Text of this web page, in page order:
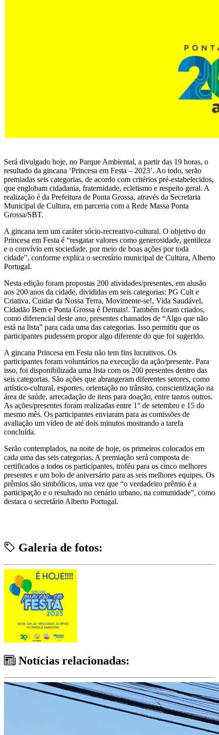
Será divulgado hoje, no Parque Ambiental, a partir das 19 horas, o
resultado da gincana ‘Princesa em Festa – 2023’. Ao todo, serão
premiadas seis categorias, de acordo com critérios pré-estabelecidos,
que englobam cidadania, fraternidade, ecletismo e respeito geral. A
realização é da Prefeitura de Ponta Grossa, através da Secretaria
Municipal de Cultura, em parceria com a Rede Massa Ponta
Grossa/SBT.
A gincana tem um caráter sócio-recreativo-cultural. O objetivo do
Princesa em Festa é “resgatar valores como generosidade, gentileza
e o convívio em sociedade, por meio de boas ações por toda
cidade”, conforme explica o secretário municipal de Cultura, Alberto
Portugal.
Nesta edição foram propostas 200 atividades/presentes, em alusão
aos 200 anos da cidade, divididas em seis categorias: PG Cult e
Criativa, Cuidar da Nossa Terra, Movimente-se!, Vida Saudável,
Cidadão Bem e Ponta Grossa é Demais!. Também foram criados,
como diferencial deste ano, presentes chamados de “Algo que não
está na lista” para cada uma das categorias. Isso permitiu que os
participantes pudessem propor algo diferente do que foi sugerido.
A gincana Princesa em Festa não tem fins lucrativos. Os
participantes foram voluntários na execução da ação/presente. Para
isso, foi disponibilizada uma lista com os 200 presentes dentro das
seis categorias. São ações que abrangeram diferentes setores, como
artístico-cultural, esportes, orientação no trânsito, conscientização na
área de saúde, arrecadação de itens para doação, entre tantos outros.
As ações/presentes foram realizadas entre 1° de setembro e 15 do
mesmo mês. Os participantes enviaram para as comissões de
avaliação um vídeo de até dois minutos mostrando a tarefa
concluída.
Serão contemplados, na noite de hoje, os primeiros colocados em
cada uma das seis categorias. A premiação será composta de
certificados a todos os participantes, troféu para os cinco melhores
presentes e um bolo de aniversário para as seis melhores equipes. Os
prêmios são simbólicos, uma vez que “o verdadeiro prêmio é a
participação e o resultado no cenário urbano, na comunidade”, como
destaca o secretário Alberto Portugal.
Galeria de fotos:
Notícias relacionadas: